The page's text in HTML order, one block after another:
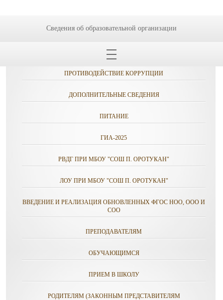
ОБРАЩЕНИЯ ГРАЖДАН
ПРОТИВОДЕЙСТВИЕ КОРРУПЦИИ
ДОПОЛНИТЕЛЬНЫЕ СВЕДЕНИЯ
ПИТАНИЕ
ГИА-2025
РВДГ ПРИ МБОУ "СОШ П. ОРОТУКАН"
ЛОУ ПРИ МБОУ "СОШ П. ОРОТУКАН"
ВВЕДЕНИЕ И РЕАЛИЗАЦИЯ ОБНОВЛЕННЫХ ФГОС НОО, ООО И
СОО
ПРЕПОДАВАТЕЛЯМ
ОБУЧАЮЩИМСЯ
ПРИЕМ В ШКОЛУ
РОДИТЕЛЯМ (ЗАКОННЫМ ПРЕДСТАВИТЕЛЯМ
Сведения об образовательной организации